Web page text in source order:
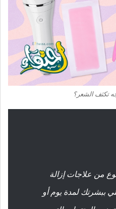
تكثف الشعر؟
من علاجات إزالة
ببشرتك لمدة يوم أو